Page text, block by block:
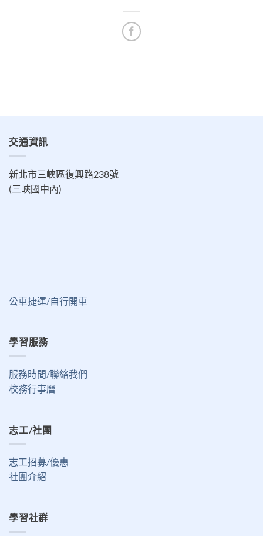
交通資訊
新北市三峽區復興路238號
(三峽國中內)
公車捷運/自行開車
學習服務
服務時間/聯絡我們
校務行事曆
志工/社團
志工招募/優惠
社團介紹
學習社群